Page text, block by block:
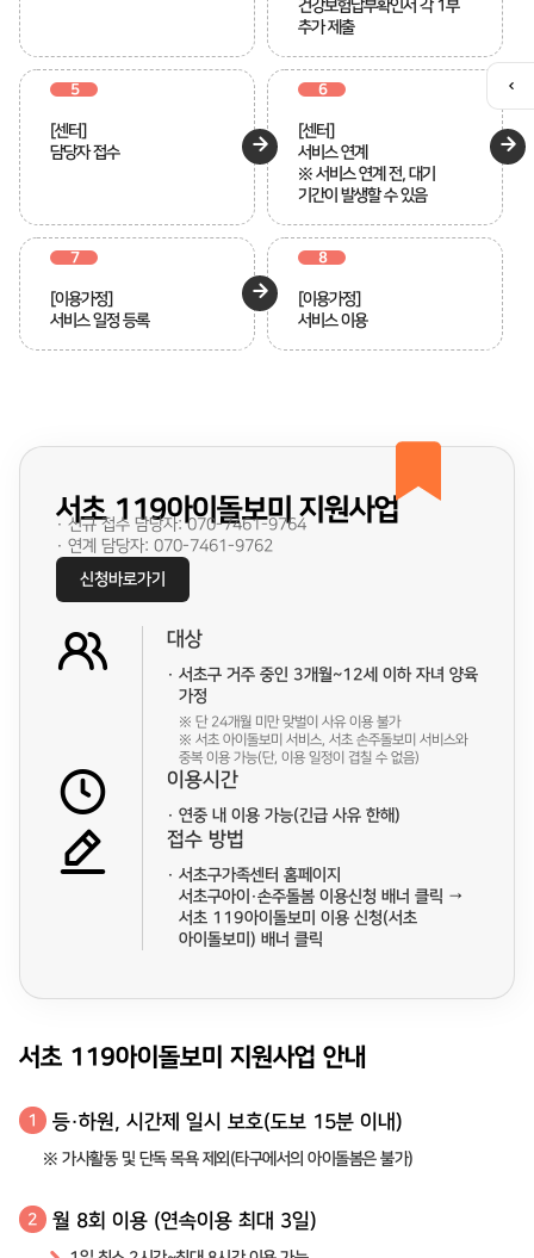
건강보험납부확인서 각 1부
추가 제출
5
[센터]
담당자 접수
6
[센터]
서비스 연계
※ 서비스 연계 전, 대기
기간이 발생할 수 있음
7
[이용가정]
서비스 일정 등록
8
[이용가정]
서비스 이용
서초 119아이돌보미 지원사업
· 신규 접수 담당자: 070-7461-9764
· 연계 담당자: 070-7461-9762
신청바로가기
대상
서초구 거주 중인 3개월~12세 이하 자녀 양육
가정
※ 단 24개월 미만 맞벌이 사유 이용 불가
※ 서초 아이돌보미 서비스, 서초 손주돌보미 서비스와
중복 이용 가능(단, 이용 일정이 겹칠 수 없음)
이용시간
연중 내 이용 가능(긴급 사유 한해)
접수 방법
서초구가족센터 홈페이지
서초구아이·손주돌봄 이용신청 배너 클릭 →
서초 119아이돌보미 이용 신청(서초
아이돌보미) 배너 클릭
서초 119아이돌보미 지원사업 안내
1 등·하원, 시간제 일시 보호(도보 15분 이내)
※ 가사활동 및 단독 목욕 제외(타구에서의 아이돌봄은 불가)
2 월 8회 이용 (연속이용 최대 3일)
퀵
메
뉴
열